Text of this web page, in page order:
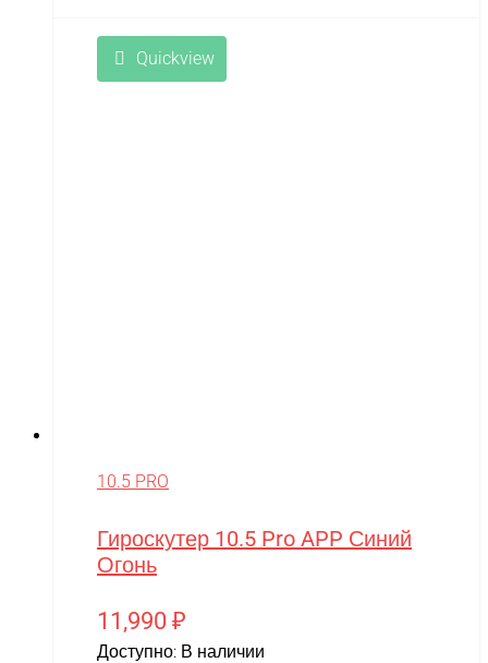
Quickview
10.5 PRO
Гироскутер 10.5 Pro APP Синий
Огонь
11,990 ₽
Доступно: В наличии